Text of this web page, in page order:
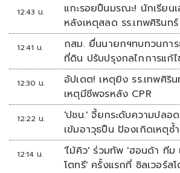
12:43 น.
แกะรอยปืนมรณะ! นักเรียน
หลังเหตุสลด รร.เทพศิรินท
12:41 น.
กสม. ยื่นนายกฯทบทวนการ
ที่ดิน ปรับปรุงกลไกการแก้
เหลื่อมล้ำ
12:30 น.
อัปเดต! เหตุยิง รร.เทพศิริ
เหตุมีชีพจรหลัง CPR
12:22 น.
'ปชน.' จี้ยกระดับความปลอ
เข้มอาวุธปืน ป้องเกิดเหตุซ้ำ
12:14 น.
'ไม้คิว' ร่วมทัพ 'ฮอนด้า ทีม
โตทรี' ครั้งแรกที่ ซิลเวอร์ส